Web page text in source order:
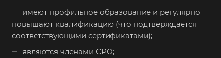
имеют профильное образование и регулярно
повышают квалификацию (что подтверждается
соответствующими сертификатами);
являются членами СРО;
Верещагино
Верхний Уфалей
Верхняя Пышма